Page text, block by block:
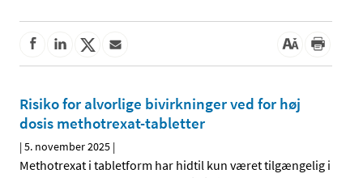
Risiko for alvorlige bivirkninger ved for høj
dosis methotrexat-tabletter
|5. november 2025 |
Methotrexat i tabletform har hidtil kun været tilgængelig i